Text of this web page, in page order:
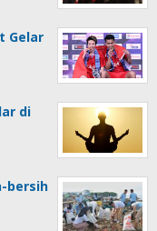
Gelar
di
bersih